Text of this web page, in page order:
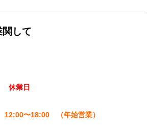
して
業日
18:00 （年始営業）